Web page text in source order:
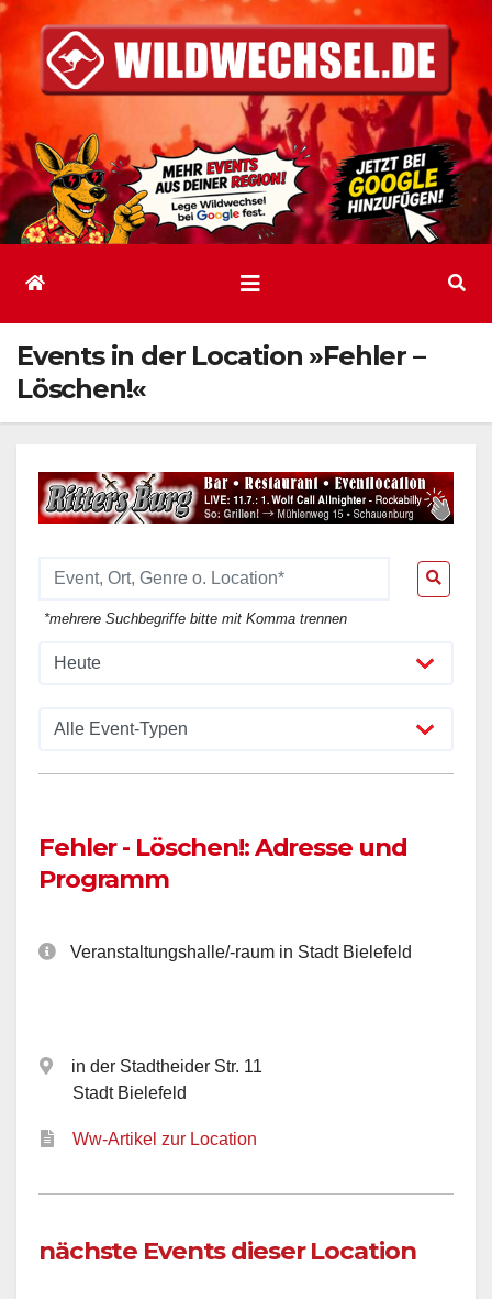
Inhalt
springen
Events in der Location »Fehler –
Löschen!«
*mehrere Suchbegriffe bitte mit Komma trennen
Fehler - Löschen!: Adresse und
Programm
Veranstaltungshalle/-raum in Stadt Bielefeld
in der Stadtheider Str. 11
Stadt Bielefeld
Ww-Artikel zur Location
nächste Events dieser Location